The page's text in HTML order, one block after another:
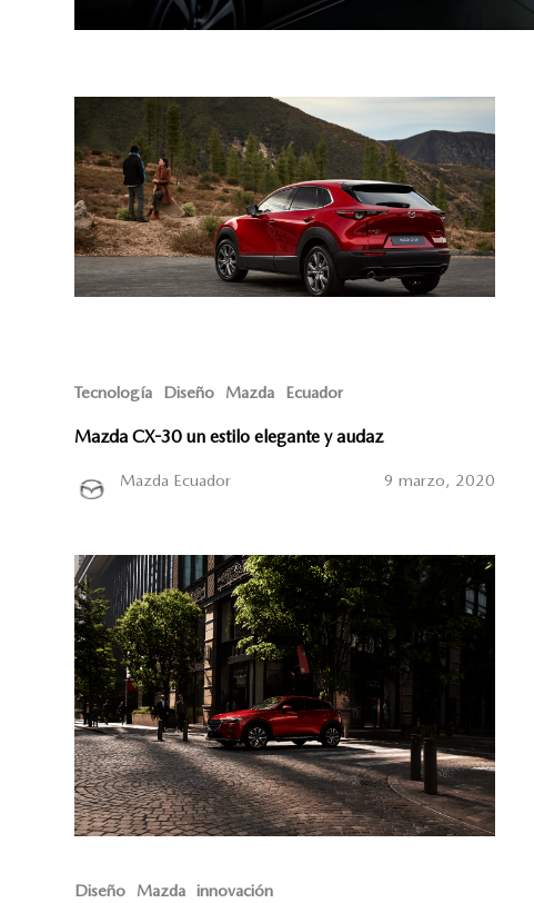
Tecnología Diseño Mazda Ecuador
Mazda CX-30 un estilo elegante y audaz
Mazda Ecuador 9 marzo, 2020
Diseño Mazda innovación